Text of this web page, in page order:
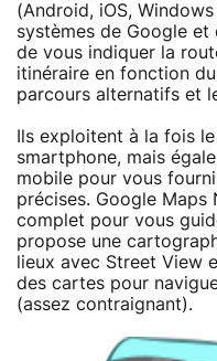
(Android, iOS,
systèmes de Google et
de vous indiquer la
itinéraire en fonction
parcours alternatifs et
Ils exploitent à la fois
smartphone, mais
mobile pour vous
précises. Google
complet pour vous
propose une
lieux avec Street View
des cartes pour
(assez contraignant).